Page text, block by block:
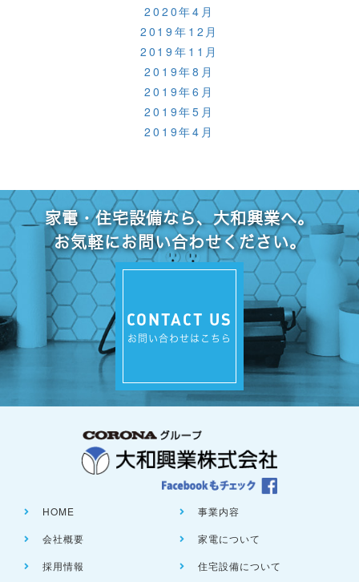
2020年4月
2019年12月
2019年11月
2019年8月
2019年6月
2019年5月
2019年4月
家電・住宅設備なら、大和興業へ。
お気軽にお問い合わせください。
CONTACT US
お問い合わせはこちら
HOME
会社概要
採用情報
事業内容
家電について
住宅設備について